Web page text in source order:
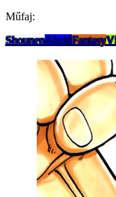
Műfaj:
ShounenAkcióFantasy